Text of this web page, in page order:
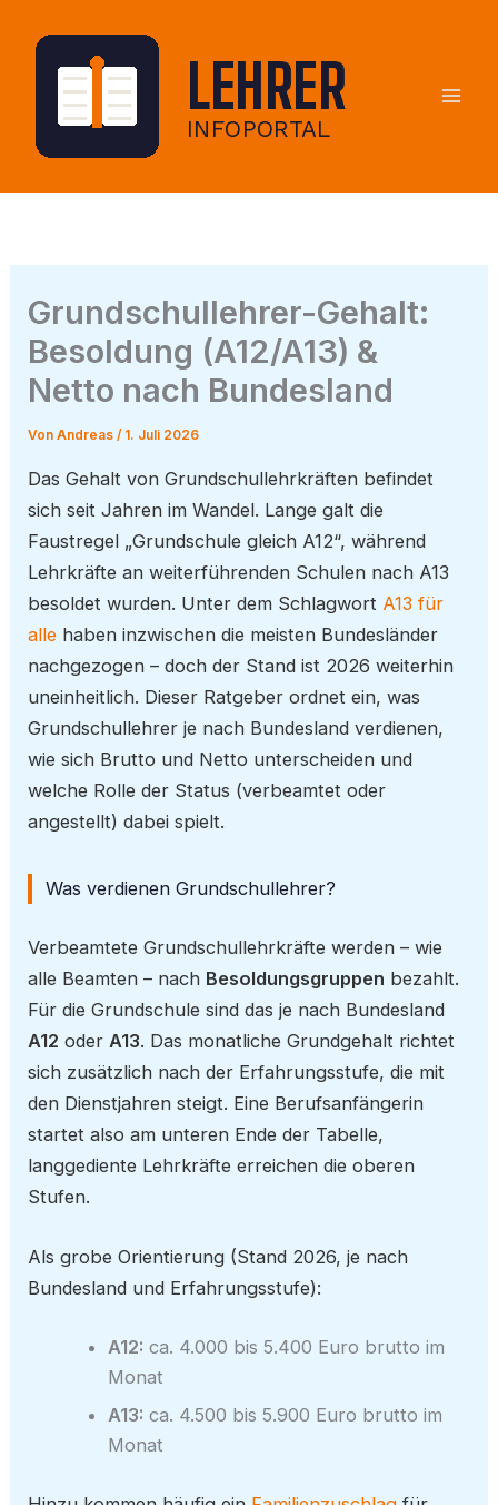
Inhalt
springen
Grundschullehrer-Gehalt:
Besoldung (A12/A13) &
Netto nach Bundesland
VonAndreas/ 1. Juli 2026
Das Gehalt von Grundschullehrkräften befindet
sich seit Jahren im Wandel. Lange galt die
Faustregel „Grundschule gleich A12“, während
Lehrkräfte an weiterführenden Schulen nach A13
besoldet wurden. Unter dem Schlagwort A13 für
alle haben inzwischen die meisten Bundesländer
nachgezogen – doch der Stand ist 2026 weiterhin
uneinheitlich. Dieser Ratgeber ordnet ein, was
Grundschullehrer je nach Bundesland verdienen,
wie sich Brutto und Netto unterscheiden und
welche Rolle der Status (verbeamtet oder
angestellt) dabei spielt.
Was verdienen Grundschullehrer?
Verbeamtete Grundschullehrkräfte werden – wie
alle Beamten – nach Besoldungsgruppen bezahlt.
Für die Grundschule sind das je nach Bundesland
A12 oder A13. Das monatliche Grundgehalt richtet
sich zusätzlich nach der Erfahrungsstufe, die mit
den Dienstjahren steigt. Eine Berufsanfängerin
startet also am unteren Ende der Tabelle,
langgediente Lehrkräfte erreichen die oberen
Stufen.
Als grobe Orientierung (Stand 2026, je nach
Bundesland und Erfahrungsstufe):
A12: ca. 4.000 bis 5.400 Euro brutto im
Monat
A13: ca. 4.500 bis 5.900 Euro brutto im
Monat